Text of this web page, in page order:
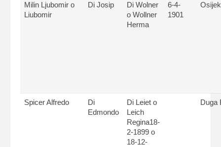
Milin Ljubomir o
Liubomir
Di Josip
Di Wolner
o Wollner
Herma
6-4-
1901
Osijek
Spicer Alfredo
Di
Edmondo
Di Leiet o
Leich
Regina18-
2-1899 o
18-12-
Duga